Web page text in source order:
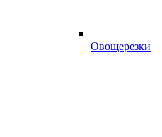
Овощерезки